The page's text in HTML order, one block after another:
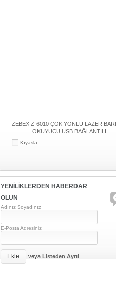
ZEBEX Z-6010 ÇOK YÖNLÜ LAZER
OKUYUCU USB BAĞLANTILI
Kıyasla
YENİLİKLERDEN HABERDAR
OLUN
Adınız Soyadınız
E-Posta Adresiniz
Ekle veya Listeden Ayrıl